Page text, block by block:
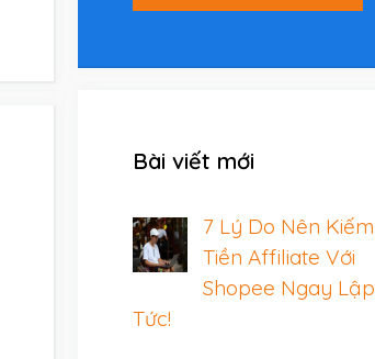
Bài viết mới
7 Lý Do Nên Kiếm
Tiền Affiliate Với
Shopee Ngay Lập
Tức!